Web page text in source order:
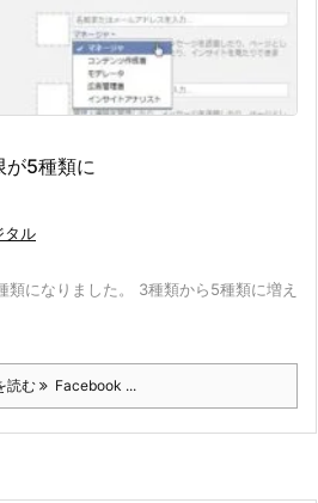
が5種類に
タル
になりました。 3種類から5種類に増え
読む Facebook ...